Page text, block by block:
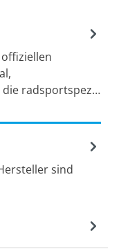
die radsportspez…
sind